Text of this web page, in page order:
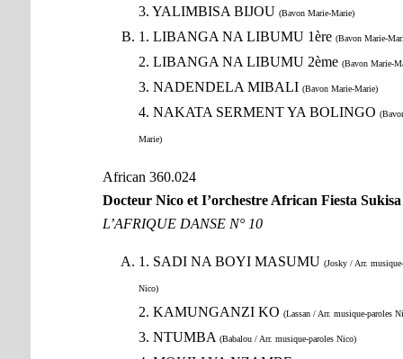
3. YALIMBISA BIJOU (Bavon Marie-Marie)
1. LIBANGA NA LIBUMU 1ère (Bavon Marie-
2. LIBANGA NA LIBUMU 2ème (Bavon Marie-
3. NADENDELA MIBALI (Bavon Marie-Marie)
4. NAKATA SERMENT YA BOLINGO
Marie)
African 360.024
Docteur Nico et I’orchestre African Fiesta Sukisa
L’AFRIQUE DANSE N° 10
1. SADI NA BOYI MASUMU (Josky / Arr.
Nico)
2. KAMUNGANZI KO (Lassan / Arr. musique-paroles
3. NTUMBA (Babalou / Arr. musique-paroles Nico)